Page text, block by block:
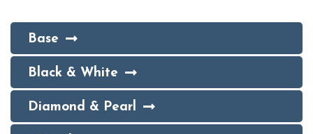
Base
Black & White
Diamond & Pearl